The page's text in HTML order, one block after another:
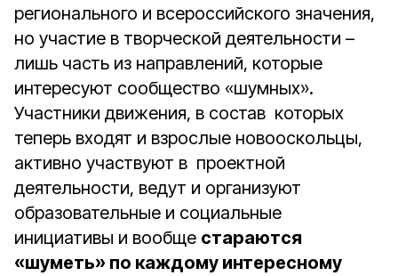
регионального и всероссийского значения,
но участие в творческой деятельности –
лишь часть из направлений, которые
интересуют сообщество «шумных».
Участники движения, в состав которых
теперь входят и взрослые новооскольцы,
активно участвуют в проектной
деятельности, ведут и организуют
образовательные и социальные
инициативы и вообще стараются
«шуметь» по каждому интересному